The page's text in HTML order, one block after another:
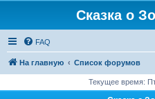
Сказка о
FAQ
На главную Список форумов
Текущее время: